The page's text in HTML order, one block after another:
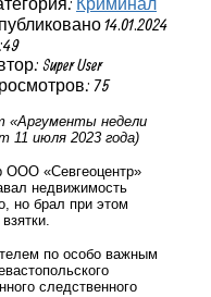
14.01.2024
Super User
75
«Аргументы недели
11 июля 2023 года)
ООО «Севгеоцентр»
недвижимость
но брал при этом
по особо важным
следственного